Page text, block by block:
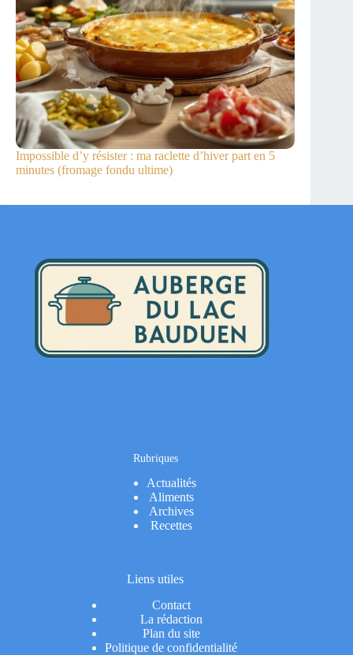
Impossible d’y résister : ma raclette d’hiver part en 5
minutes (fromage fondu ultime)
Rubriques
Actualités
Aliments
Archives
Recettes
Liens utiles
Contact
La rédaction
Plan du site
Politique de confidentialité